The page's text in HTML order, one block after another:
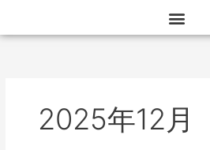
2025年12月